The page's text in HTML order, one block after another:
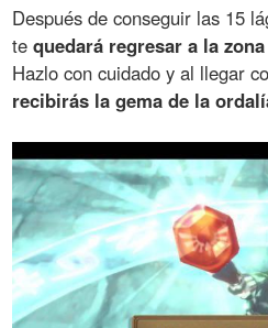
Después de conseguir las 15
tequedará regresar a la
Hazlo con cuidado y al llegar
recibirás la gema de la